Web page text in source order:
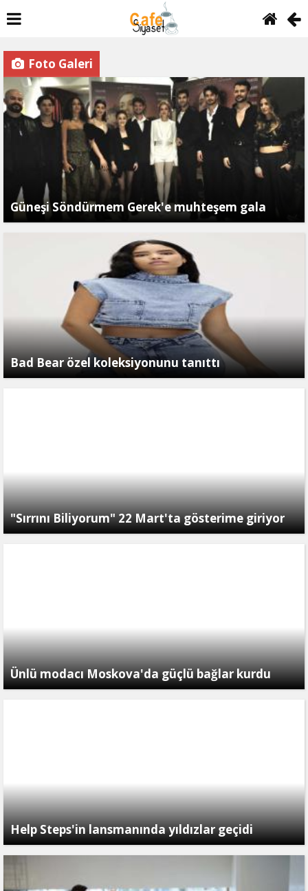
Foto Galeri
Güneşi Söndürmem Gerek'e muhteşem gala
Bad Bear özel koleksiyonunu tanıttı
"Sırrını Biliyorum" 22 Mart'ta gösterime giriyor
Ünlü modacı Moskova'da güçlü bağlar kurdu
Help Steps'in lansmanında yıldızlar geçidi